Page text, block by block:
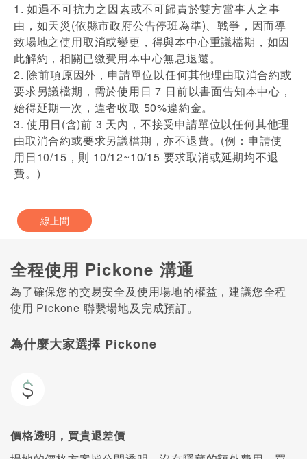
1. 如遇不可抗力之因素或不可歸責於雙方當事人之事
由，如天災(依縣市政府公告停班為準)、戰爭，因而導
致場地之使用取消或變更，得與本中心重議檔期，如因
此解約，相關已繳費用本中心無息退還。
2. 除前項原因外，申請單位以任何其他理由取消合約或
要求另議檔期，需於使用日 7 日前以書面告知本中心，
始得延期⼀次，違者收取 50%違約金。
3. 使用日(含)前 3 天內，不接受申請單位以任何其他理
由取消合約或要求另議檔期，亦不退費。(例：申請使
用日10/15，則 10/12~10/15 要求取消或延期均不退
費。)
線上問
全程使用 Pickone 溝通
為了確保您的交易安全及使用場地的權益，建議您全程
使用 Pickone 聯繫場地及完成預訂。
為什麼大家選擇 Pickone
價格透明，買貴退差價